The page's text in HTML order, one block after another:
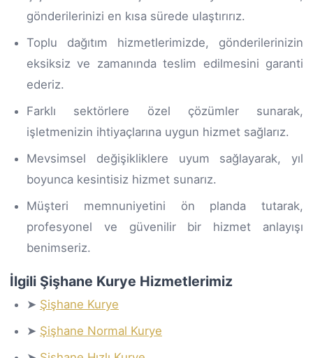
gönderilerinizi en kısa sürede ulaştırırız.
Toplu dağıtım hizmetlerimizde, gönderilerinizin
eksiksiz ve zamanında teslim edilmesini garanti
ederiz.
Farklı sektörlere özel çözümler sunarak,
işletmenizin ihtiyaçlarına uygun hizmet sağlarız.
Mevsimsel değişikliklere uyum sağlayarak, yıl
boyunca kesintisiz hizmet sunarız.
Müşteri memnuniyetini ön planda tutarak,
profesyonel ve güvenilir bir hizmet anlayışı
benimseriz.
İlgili Şişhane Kurye Hizmetlerimiz
➤ Şişhane Kurye
➤ Şişhane Normal Kurye